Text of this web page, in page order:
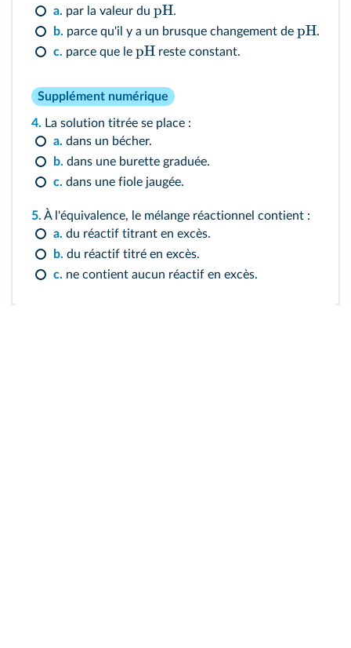
a. par la valeur du pH.
b. parce qu'il y a un brusque changement de pH.
c. parce que le pH reste constant.
Supplément numérique
4. La solution titrée se place :
a. dans un bécher.
b. dans une burette graduée.
c. dans une fiole jaugée.
5. À l'équivalence, le mélange réactionnel contient :
a. du réactif titrant en excès.
b. du réactif titré en excès.
c. ne contient aucun réactif en excès.